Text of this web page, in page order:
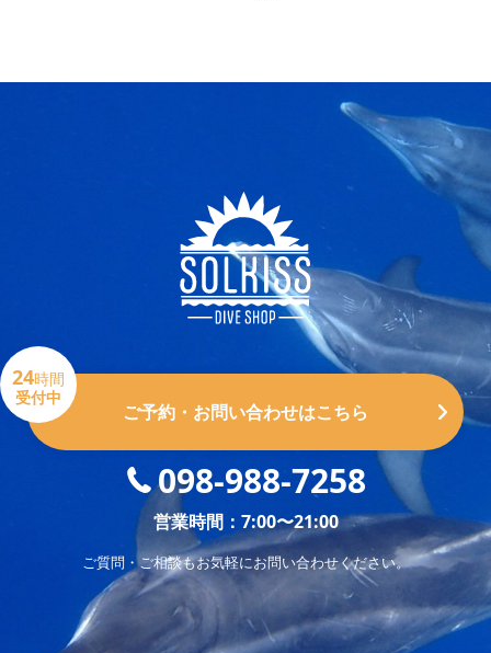
24時間
受付中
ご予約・お問い合わせはこちら
098-988-7258
営業時間：7:00〜21:00
ご質問・ご相談もお気軽にお問い合わせください。